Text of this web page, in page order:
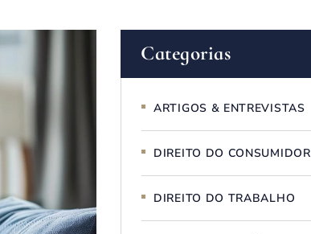
Categorias
ARTIGOS & ENTREVISTAS
DIREITO DO CONSUMIDOR
DIREITO DO TRABALHO